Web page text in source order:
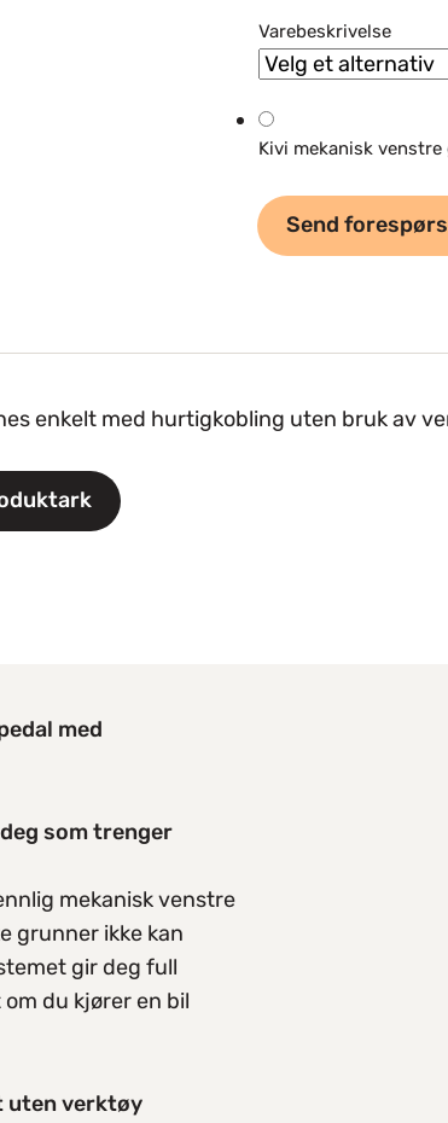
Varebeskrivelse
Kivi mekanisk venstre
Send
enkelt med hurtigkobling uten bruk av
med
som trenger
mekanisk venstre
grunner ikke kan
gir deg full
du kjører en bil
uten verktøy